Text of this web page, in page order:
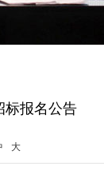
标报名公告
大